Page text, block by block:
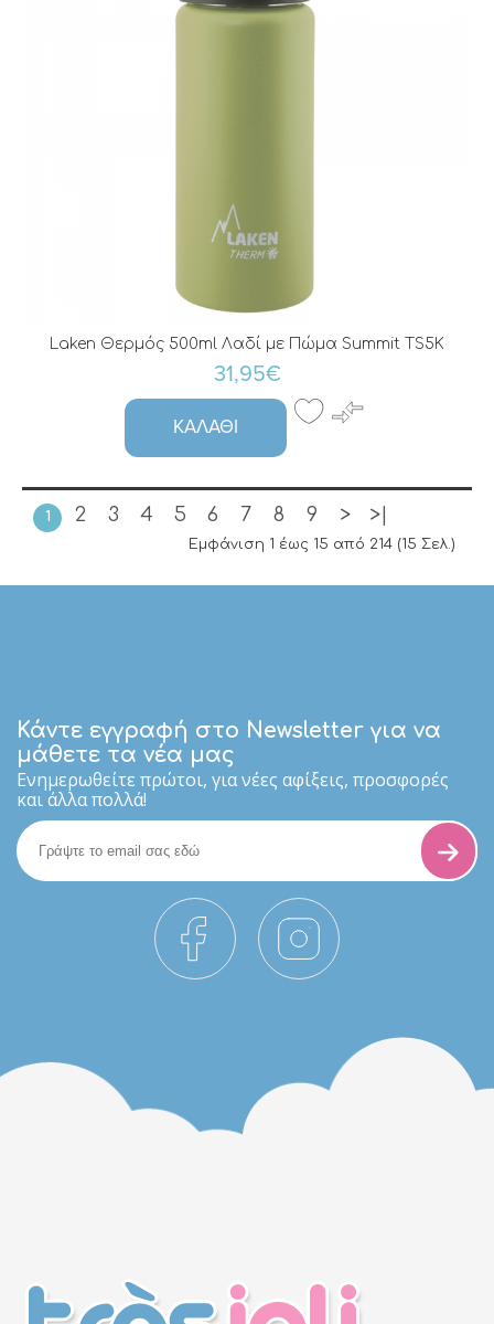
Laken Θερμός 500ml Λαδί με Πώμα Summit TS5K
31,95€
ΚΑΛΆΘΙ
1 2 3 4 5 6 7 8 9 > >|
Εμφάνιση 1 έως 15 από 214 (15 Σελ.)
Κάντε εγγραφή στο Newsletter για να
μάθετε τα νέα μας
Eνημερωθείτε πρώτοι, για νέες αφίξεις, προσφορές
και άλλα πολλά!